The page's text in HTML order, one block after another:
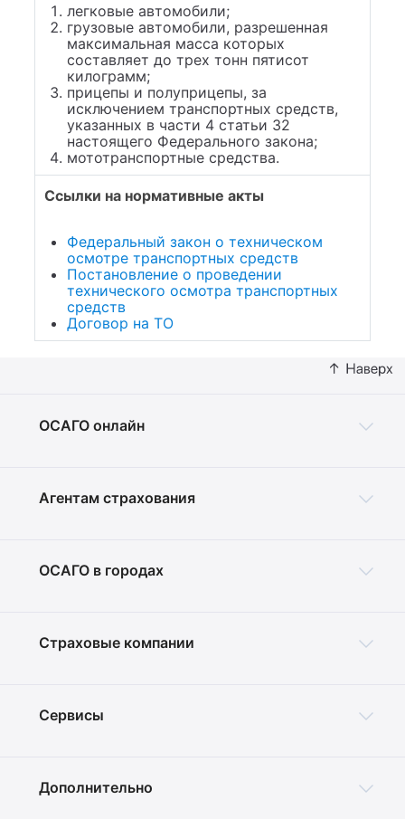
легковые автомобили;
грузовые автомобили, разрешенная
максимальная масса которых
составляет до трех тонн пятисот
килограмм;
прицепы и полуприцепы, за
исключением транспортных средств,
указанных в части 4 статьи 32
настоящего Федерального закона;
мототранспортные средства.
Ссылки на нормативные акты
Федеральный закон о техническом
осмотре транспортных средств
Постановление о проведении
технического осмотра транспортных
средств
Договор на ТО
ОСАГО онлайн
Агентам страхования
ОСАГО в городах
Страховые компании
Сервисы
Дополнительно